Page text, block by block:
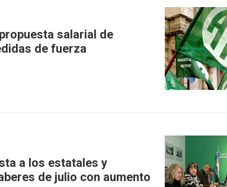
salarial de
de fuerza
a los estatales y
de julio con aumento